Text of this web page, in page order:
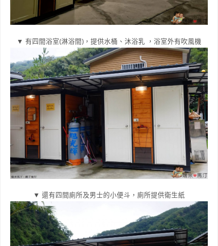
▼ 有四間浴室(淋浴間)，提供水桶、沐浴乳 ，浴室外有吹風機
▼ 還有四間廁所及男士的小便斗，廁所提供衛生紙